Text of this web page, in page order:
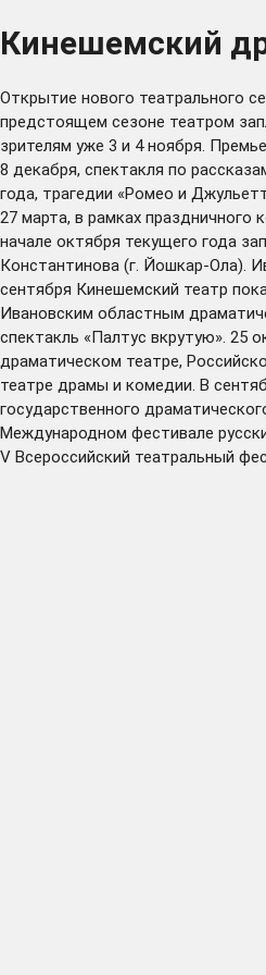
Кинешемский
Открытие нового театрального
предстоящем сезоне театром
зрителям уже 3 и 4 ноября.
8 декабря, спектакля по
года, трагедии «Ромео и
27 марта, в рамках праздничного
начале октября текущего года
Константинова (г. Йошкар-Ола).
сентября Кинешемский театр
Ивановским областным
спектакль «Палтус вкрутую». 25
драматическом театре,
театре драмы и комедии. В
государственного
Международном фестивале
V Всероссийский театральный